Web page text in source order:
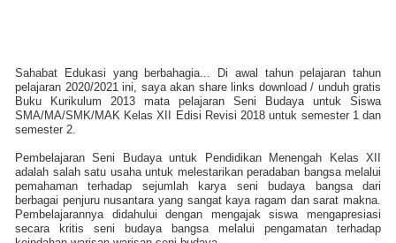
Sahabat Edukasi yang berbahagia... Di awal tahun pelajaran tahun
pelajaran 2020/2021 ini, saya akan share links download / unduh gratis
Buku Kurikulum 2013 mata pelajaran Seni Budaya untuk Siswa
SMA/MA/SMK/MAK Kelas XII Edisi Revisi 2018 untuk semester 1 dan
semester 2.
Pembelajaran Seni Budaya untuk Pendidikan Menengah Kelas XII
adalah salah satu usaha untuk melestarikan peradaban bangsa melalui
pemahaman terhadap sejumlah karya seni budaya bangsa dari
berbagai penjuru nusantara yang sangat kaya ragam dan sarat makna.
Pembelajarannya didahului dengan mengajak siswa mengapresiasi
secara kritis seni budaya bangsa melalui pengamatan terhadap